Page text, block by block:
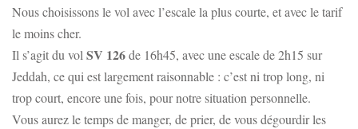
Nous choisissons le vol avec l’escale la plus courte, et avec le tarif
le moins cher.
Il s’agit du volSV 126de 16h45, avec une escale de 2h15 sur
Jeddah, ce qui est largement raisonnable : c’est ni trop long, ni
trop court, encore une fois, pour notre situation personnelle.
Vous aurez le temps de manger, de prier, de vous dégourdir les